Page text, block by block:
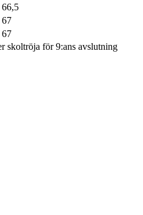
66,5
67
67